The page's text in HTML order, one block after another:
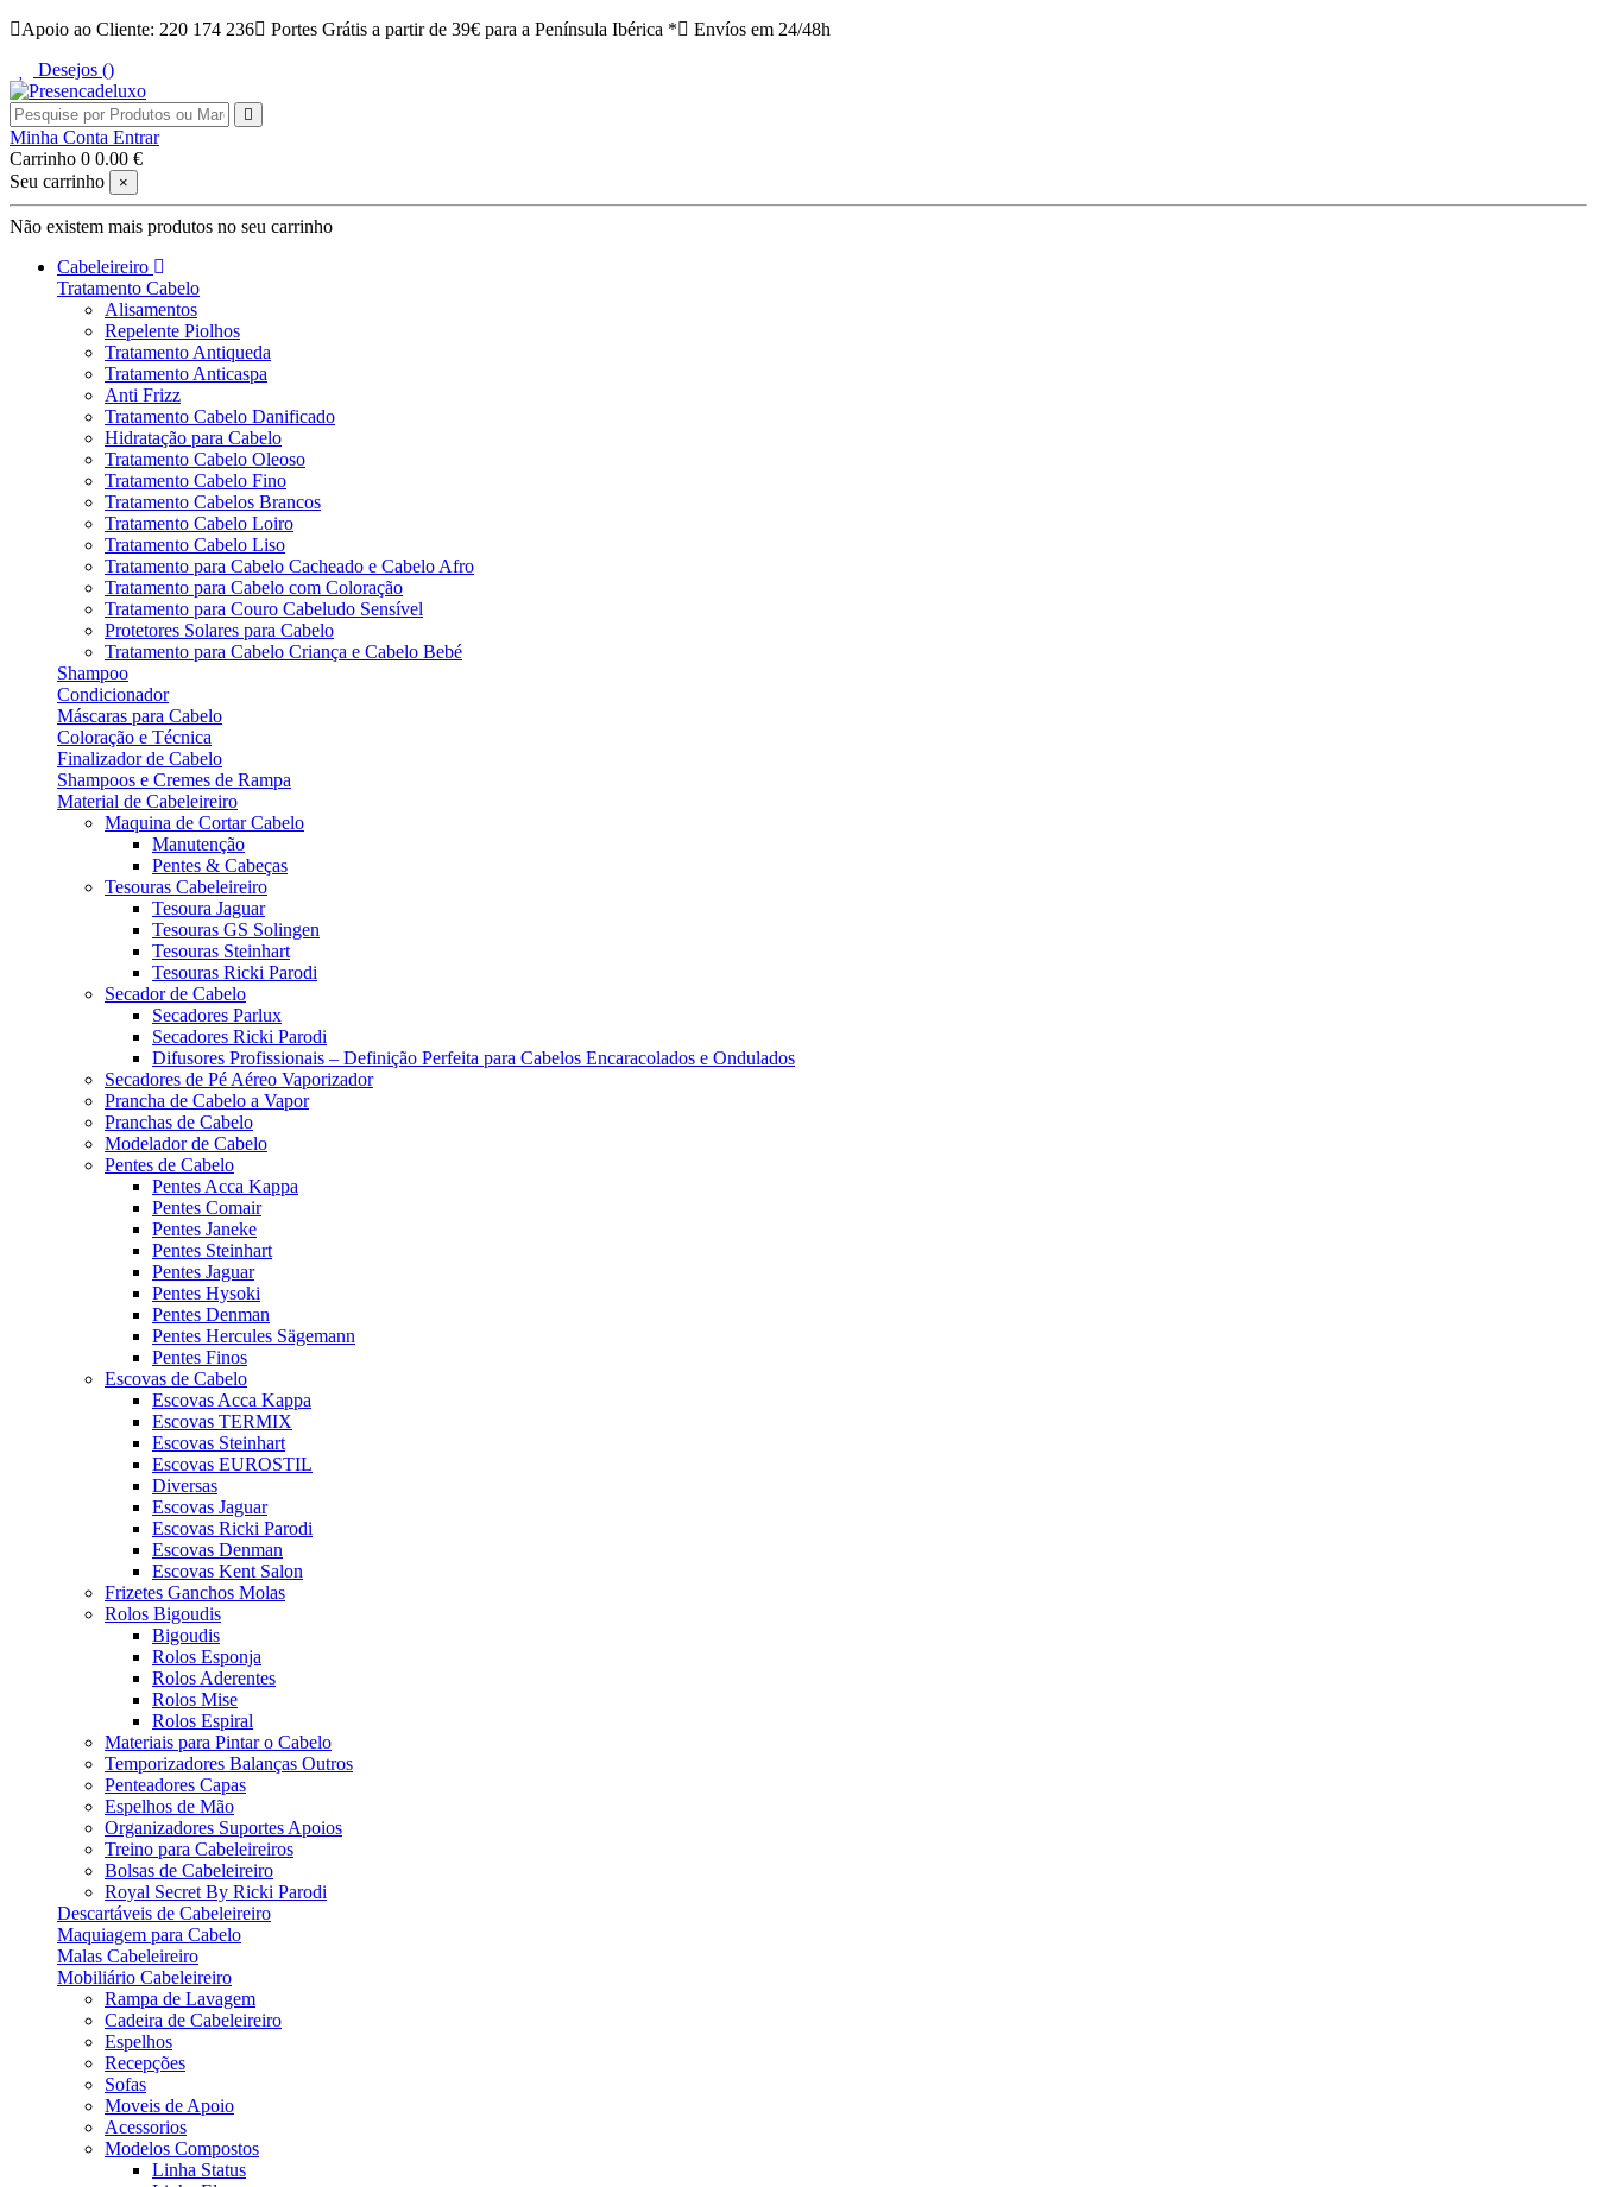
Apoio ao Cliente: 220 174 236 Portes Grátis a partir de 39€ para a Península Ibérica *
Envíos em 24/48h
Desejos ()
Minha Conta Entrar
Carrinho 0 0.00 €
Seu carrinho
×
Não existem mais produtos no seu carrinho
Cabeleireiro
Tratamento Cabelo
Alisamentos
Repelente Piolhos
Tratamento Antiqueda
Tratamento Anticaspa
Anti Frizz
Tratamento Cabelo Danificado
Hidratação para Cabelo
Tratamento Cabelo Oleoso
Tratamento Cabelo Fino
Tratamento Cabelos Brancos
Tratamento Cabelo Loiro
Tratamento Cabelo Liso
Tratamento para Cabelo Cacheado e Cabelo Afro
Tratamento para Cabelo com Coloração
Tratamento para Couro Cabeludo Sensível
Protetores Solares para Cabelo
Tratamento para Cabelo Criança e Cabelo Bebé
Shampoo
Condicionador
Máscaras para Cabelo
Coloração e Técnica
Finalizador de Cabelo
Shampoos e Cremes de Rampa
Material de Cabeleireiro
Maquina de Cortar Cabelo
Manutenção
Pentes & Cabeças
Tesouras Cabeleireiro
Tesoura Jaguar
Tesouras GS Solingen
Tesouras Steinhart
Tesouras Ricki Parodi
Secador de Cabelo
Secadores Parlux
Secadores Ricki Parodi
Difusores Profissionais – Definição Perfeita para Cabelos Encaracolados e Ondulados
Secadores de Pé Aéreo Vaporizador
Prancha de Cabelo a Vapor
Pranchas de Cabelo
Modelador de Cabelo
Pentes de Cabelo
Pentes Acca Kappa
Pentes Comair
Pentes Janeke
Pentes Steinhart
Pentes Jaguar
Pentes Hysoki
Pentes Denman
Pentes Hercules Sägemann
Pentes Finos
Escovas de Cabelo
Escovas Acca Kappa
Escovas TERMIX
Escovas Steinhart
Escovas EUROSTIL
Diversas
Escovas Jaguar
Escovas Ricki Parodi
Escovas Denman
Escovas Kent Salon
Frizetes Ganchos Molas
Rolos Bigoudis
Bigoudis
Rolos Esponja
Rolos Aderentes
Rolos Mise
Rolos Espiral
Materiais para Pintar o Cabelo
Temporizadores Balanças Outros
Penteadores Capas
Espelhos de Mão
Organizadores Suportes Apoios
Treino para Cabeleireiros
Bolsas de Cabeleireiro
Royal Secret By Ricki Parodi
Descartáveis de Cabeleireiro
Maquiagem para Cabelo
Malas Cabeleireiro
Mobiliário Cabeleireiro
Rampa de Lavagem
Cadeira de Cabeleireiro
Espelhos
Recepções
Sofas
Moveis de Apoio
Acessorios
Modelos Compostos
Linha Status